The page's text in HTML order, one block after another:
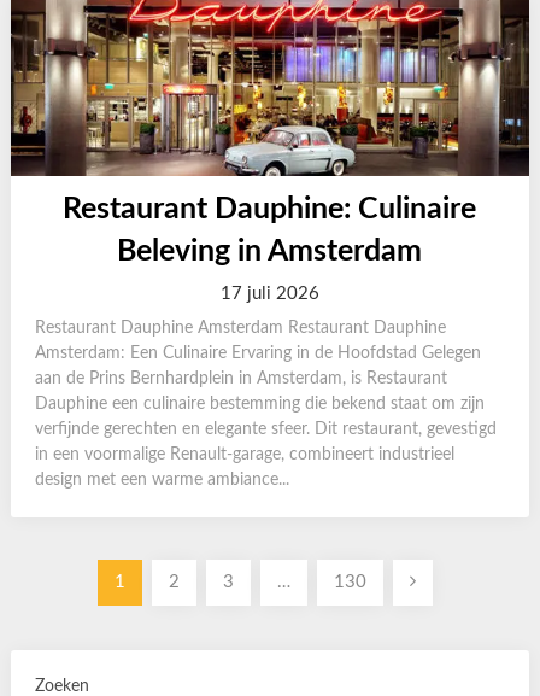
Restaurant Dauphine: Culinaire
Beleving in Amsterdam
17 juli 2026
Restaurant Dauphine Amsterdam Restaurant Dauphine
Amsterdam: Een Culinaire Ervaring in de Hoofdstad Gelegen
aan de Prins Bernhardplein in Amsterdam, is Restaurant
Dauphine een culinaire bestemming die bekend staat om zijn
verfijnde gerechten en elegante sfeer. Dit restaurant, gevestigd
in een voormalige Renault-garage, combineert industrieel
design met een warme ambiance...
Berichten
1 2 3 … 130
Zoeken